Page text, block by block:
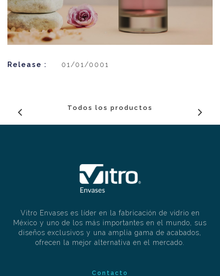
Release : 01/01/0001
Todos los productos
Vitro Envases es líder en la fabricación de vidrio en
México y uno de los más importantes en el mundo, sus
diseños exclusivos y una amplia gama de acabados,
ofrecen la mejor alternativa en el mercado.
Contacto